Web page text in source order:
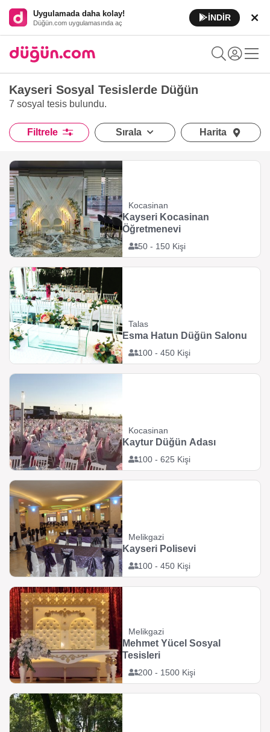
Uygulamada daha kolay!
Düğün.com uygulamasında aç
İNDİR
Kayseri Sosyal Tesislerde Düğün
7 sosyal tesis bulundu.
Filtrele Sırala Harita
Kocasinan
50 - 150 Kişi
Kayseri Kocasinan
Öğretmenevi
Talas
100 - 450 Kişi
Esma Hatun Düğün Salonu
Kocasinan
100 - 625 Kişi
Kaytur Düğün Adası
Melikgazi
100 - 450 Kişi
Kayseri Polisevi
Melikgazi
200 - 1500 Kişi
Mehmet Yücel Sosyal
Tesisleri